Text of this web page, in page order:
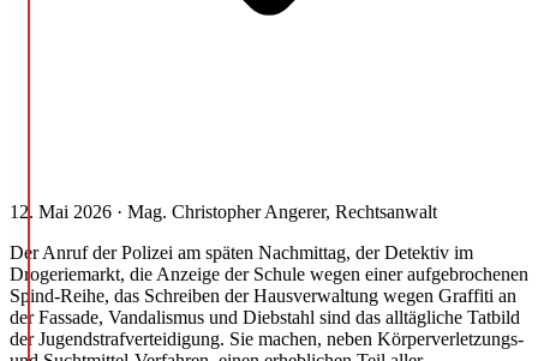
12. Mai 2026 · Mag. Christopher Angerer, Rechtsanwalt
Der Anruf der Polizei am späten Nachmittag, der Detektiv im
Drogeriemarkt, die Anzeige der Schule wegen einer aufgebrochenen
Spind-Reihe, das Schreiben der Hausverwaltung wegen Graffiti an
der Fassade, Vandalismus und Diebstahl sind das alltägliche Tatbild
der Jugendstrafverteidigung. Sie machen, neben Körperverletzungs-